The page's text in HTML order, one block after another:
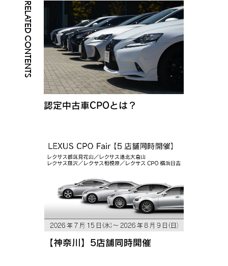
RELATED CONTENTS
認定中古車CPOとは？
【神奈川】5店舗同時開催